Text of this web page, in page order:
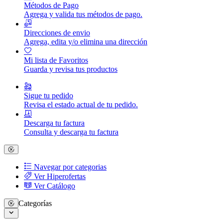
Métodos de Pago
Agrega y valida tus métodos de pago.
Direcciones de envio
Agrega, edita y/o elimina una dirección
Mi lista de Favoritos
Guarda y revisa tus productos
Sigue tu pedido
Revisa el estado actual de tu pedido.
Descarga tu factura
Consulta y descarga tu factura
Navegar por categorias
Ver Hiperofertas
Ver Catálogo
Categorías